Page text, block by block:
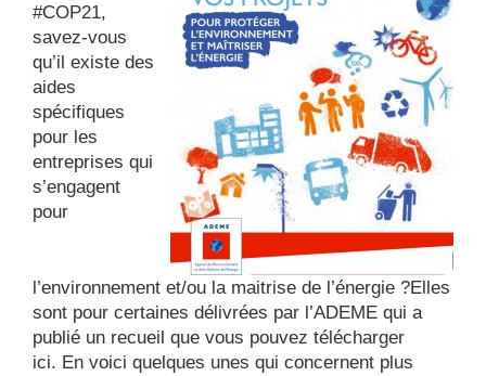
#COP21,
savez-vous
qu’il existe des
aides
spécifiques
pour les
entreprises qui
s’engagent
pour
l’environnement et/ou la maitrise de l’énergie ?Elles
sont pour certaines délivrées par l’ADEME qui a
publié un recueil que vous pouvez télécharger
ici. En voici quelques unes qui concernent plus